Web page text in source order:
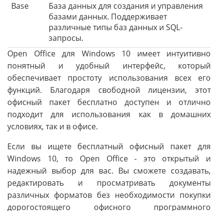
Base
База данных для создания и управления
базами данных. Поддерживает
различные типы баз данных и SQL-
запросы.
Open Office для Windows 10 имеет интуитивно
понятный и удобный интерфейс, который
обеспечивает простоту использования всех его
функций. Благодаря свободной лицензии, этот
офисный пакет бесплатно доступен и отлично
подходит для использования как в домашних
условиях, так и в офисе.
Если вы ищете бесплатный офисный пакет для
Windows 10, то Open Office - это открытый и
надежный выбор для вас. Вы сможете создавать,
редактировать и просматривать документы
различных форматов без необходимости покупки
дорогостоящего офисного программного